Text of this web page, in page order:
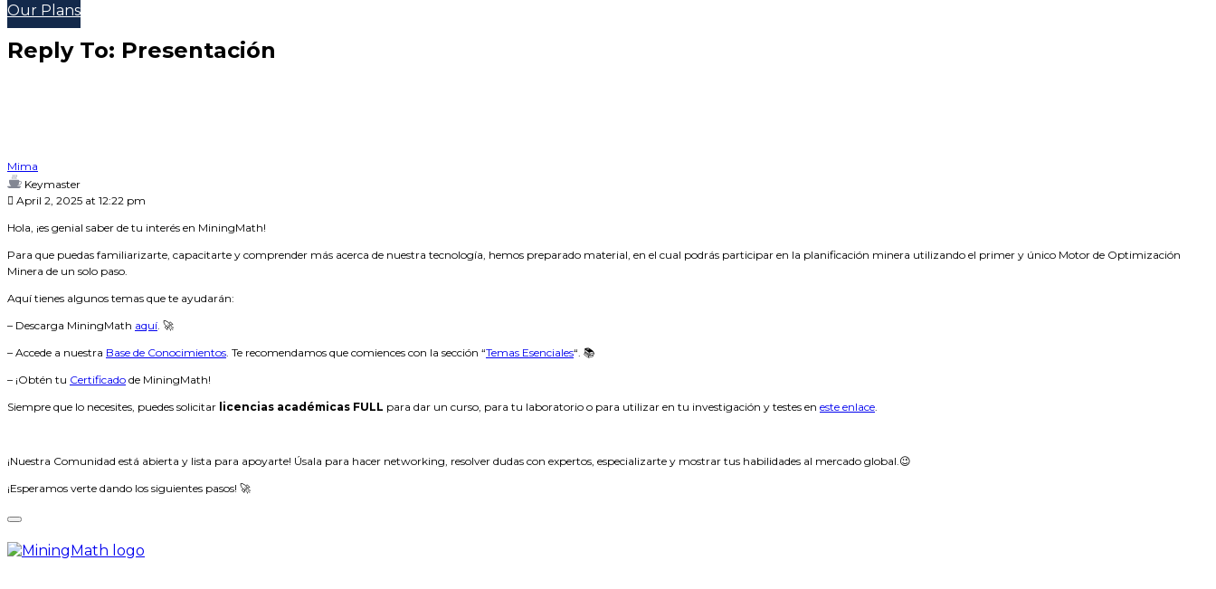
Our Plans
Reply To: Presentación
Mima
Keymaster
April 2, 2025 at 12:22 pm
Hola, ¡es genial saber de tu interés en MiningMath!
Para que puedas familiarizarte, capacitarte y comprender más acerca de nuestra tecnología, hemos preparado material, en el cual podrás participar en la planificación minera utilizando el primer y único Motor de Optimización
Minera de un solo paso.
Aquí tienes algunos temas que te ayudarán:
– Descarga MiningMath aquí . 🚀
– Accede a nuestra Base de Conocimientos . Te recomendamos que comiences con la sección “Temas Esenciales“. 📚
– ¡Obtén tu Certificado de MiningMath!
Siempre que lo necesites, puedes solicitar licencias académicas FULL para dar un curso, para tu laboratorio o para utilizar en tu investigación y testes en este enlace
¡Nuestra Comunidad está abierta y lista para apoyarte! Úsala para hacer networking, resolver dudas con expertos, especializarte y mostrar tus habilidades al mercado global.😉
¡Esperamos verte dando los siguientes pasos! 🚀